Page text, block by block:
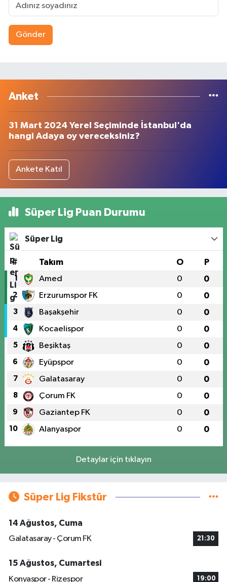
Gönder
Anket
31 Mart 2024 Yerel Seçiminde İstanbul'da
hangi Adaya oy vereceksiniz?
Ankete Katıl
Süper Lig Puan Durumu
Süper Lig
# Takım O P
1 Amed 0 0
2 Erzurumspor FK 0 0
3 Başakşehir 0 0
4 Kocaelispor 0 0
5 Beşiktaş 0 0
6 Eyüpspor 0 0
7 Galatasaray 0 0
8 Çorum FK 0 0
9 Gaziantep FK 0 0
10 Alanyaspor 0 0
Detaylar için tıklayın
Süper Lig Fikstür
14 Ağustos, Cuma
Galatasaray - Çorum FK
21:30
15 Ağustos, Cumartesi
Konyaspor - Rizespor
19:00